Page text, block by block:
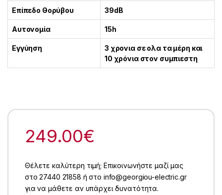
Επίπεδο Θορύβου 39dB
Αυτονομία 15h
Εγγύηση
3 χρονια σε ολα τα μέρη και
10 χρόνια στον συμπιεστη
249.00€
Θέλετε καλύτερη τιμή; Επικοινωνήστε μαζί μας
στο 27440 21858 ή στο info@georgiou-electric.gr
για να μάθετε αν υπάρχει δυνατότητα.